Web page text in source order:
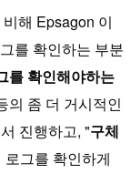
해 Epsagon 이
를 확인하는 부분
를 확인해야하는
의 좀 더 거시적인
진행하고, "구체
그를 확인하게